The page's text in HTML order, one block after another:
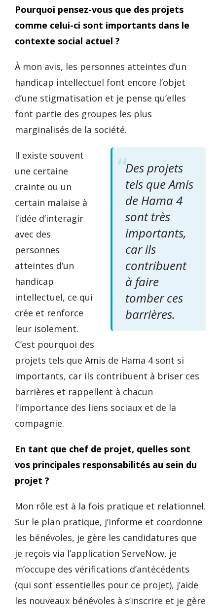
Pourquoi pensez-vous que des projets
comme celui-ci sont importants dans le
contexte social actuel ?
À mon avis, les personnes atteintes d’un
handicap intellectuel font encore l’objet
d’une stigmatisation et je pense qu’elles
font partie des groupes les plus
marginalisés de la société.
Des projets
tels que Amis
de Hama 4
sont très
importants,
car ils
contribuent
à faire
tomber ces
barrières.
Il existe souvent
une certaine
crainte ou un
certain malaise à
l’idée d’interagir
avec des
personnes
atteintes d’un
handicap
intellectuel, ce qui
crée et renforce
leur isolement.
C’est pourquoi des
projets tels que Amis de Hama 4 sont si
importants, car ils contribuent à briser ces
barrières et rappellent à chacun
l’importance des liens sociaux et de la
compagnie.
En tant que chef de projet, quelles sont
vos principales responsabilités au sein du
projet ?
Mon rôle est à la fois pratique et relationnel.
Sur le plan pratique, j’informe et coordonne
les bénévoles, je gère les candidatures que
je reçois via l’application ServeNow, je
m’occupe des vérifications d’antécédents
(qui sont essentielles pour ce projet), j’aide
les nouveaux bénévoles à s’inscrire et je gère